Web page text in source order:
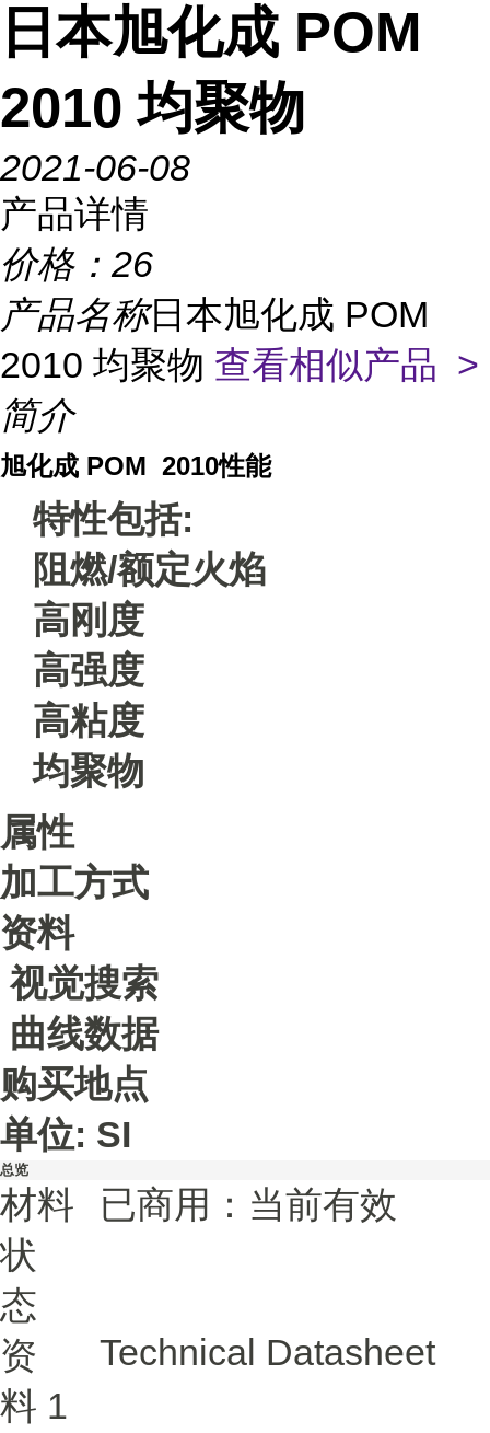
日本旭化成 POM
2010 均聚物
2021-06-08
产品详情
价格： 26
产品名称日本旭化成 POM
2010 均聚物 查看相似产品 >
简介
旭化成 POM 2010性能
特性包括:
阻燃/额定火焰
高刚度
高强度
高粘度
均聚物
属性
加工方式
资料
视觉搜索
曲线数据
购买地点
单位: SI
总览
材料
状
态
已商用：当前有效
资
料 1
Technical Datasheet